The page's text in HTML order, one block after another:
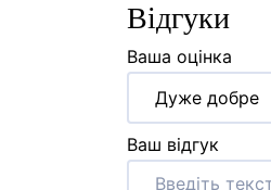
Відгуки
Ваша оцінка
Дуже добре
Ваш відгук